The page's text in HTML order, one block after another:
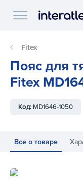
Fitex
Пояс для
Fitex
Код: MD1646-1050
Все о товаре
Пояс для тяжелой